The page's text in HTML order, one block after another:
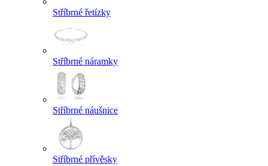
Stříbrné řetízky
Stříbrné náramky
Stříbrné náušnice
Stříbrné přívěsky